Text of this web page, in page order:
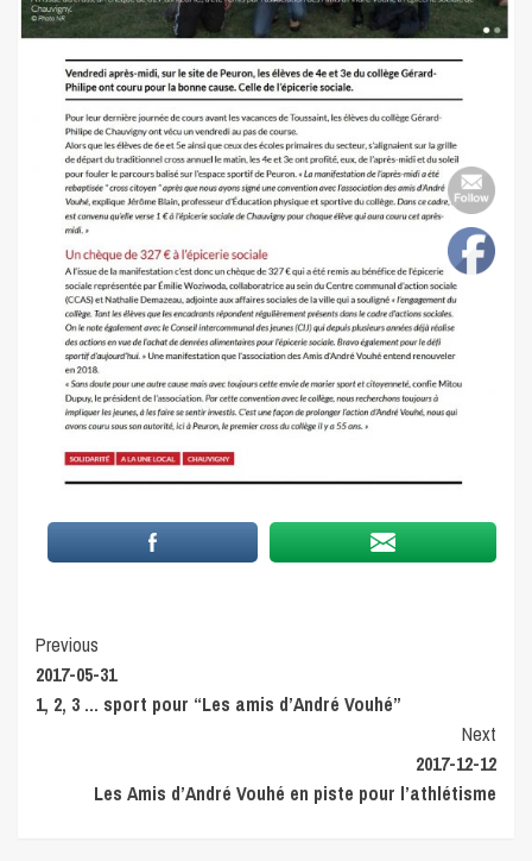
Continue
Reading
Previous
2017-05-31
1, 2, 3 … sport pour “Les amis d’André Vouhé”
Next
2017-12-12
Les Amis d’André Vouhé en piste pour l’athlétisme